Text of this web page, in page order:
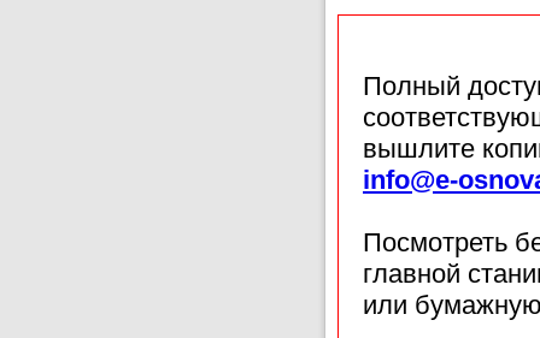
Полный
вышлите
info@e-
Посмотреть
главной
или